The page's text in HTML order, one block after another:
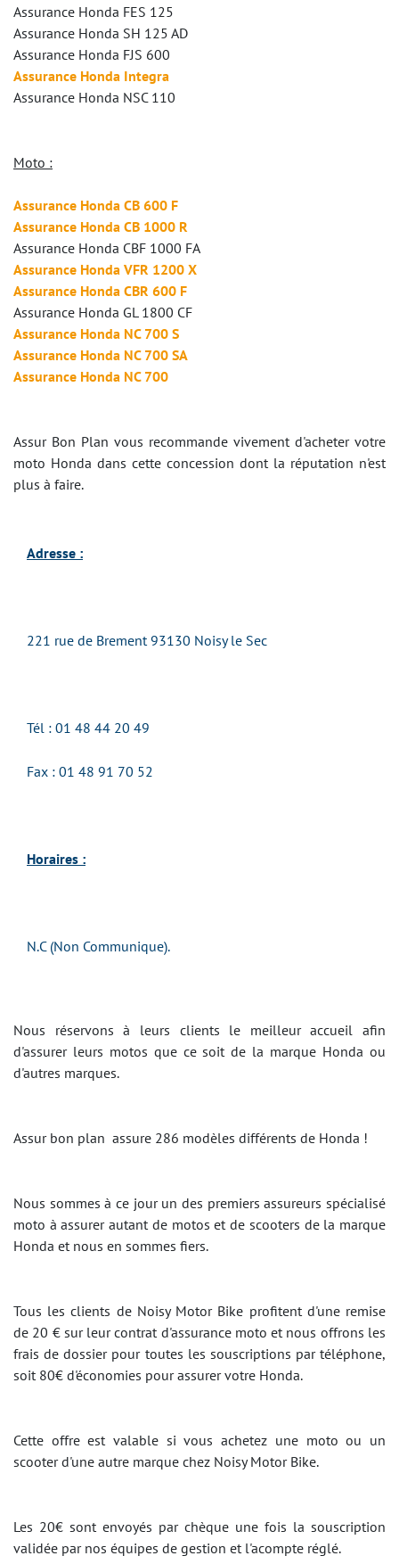
Assurance Honda FES 125
Assurance Honda SH 125 AD
Assurance Honda FJS 600
Assurance Honda Integra
Assurance Honda NSC 110
Moto :
Assurance Honda CB 600 F
Assurance Honda CB 1000 R
Assurance Honda CBF 1000 FA
Assurance Honda VFR 1200 X
Assurance Honda CBR 600 F
Assurance Honda GL 1800 CF
Assurance Honda NC 700 S
Assurance Honda NC 700 SA
Assurance Honda NC 700
Assur Bon Plan vous recommande vivement d'acheter votre
moto Honda dans cette concession dont la réputation n'est
plus à faire.
Adresse :
221 rue de Brement 93130 Noisy le Sec
Tél : 01 48 44 20 49
Fax : 01 48 91 70 52
Horaires :
N.C (Non Communique).
Nous réservons à leurs clients le meilleur accueil afin
d'assurer leurs motos que ce soit de la marque Honda ou
d'autres marques.
Assur bon plan assure 286 modèles différents de Honda !
Nous sommes à ce jour un des premiers assureurs spécialisé
moto à assurer autant de motos et de scooters de la marque
Honda et nous en sommes fiers.
Tous les clients de Noisy Motor Bike profitent d'une remise
de 20 € sur leur contrat d'assurance moto et nous offrons les
frais de dossier pour toutes les souscriptions par téléphone,
soit 80€ d'économies pour assurer votre Honda.
Cette offre est valable si vous achetez une moto ou un
scooter d'une autre marque chez Noisy Motor Bike.
Les 20€ sont envoyés par chèque une fois la souscription
validée par nos équipes de gestion et l'acompte réglé.